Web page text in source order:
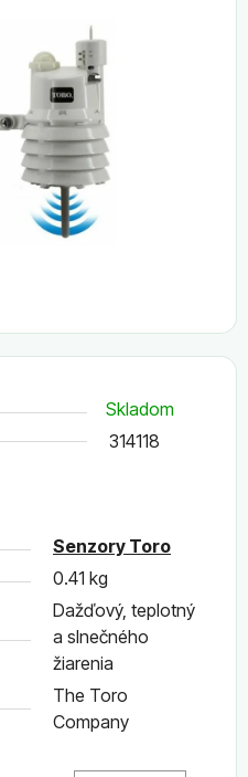
Skladom
314118
Senzory Toro
0.41 kg
Dažďový, teplotný
a slnečného
žiarenia
The Toro
Company